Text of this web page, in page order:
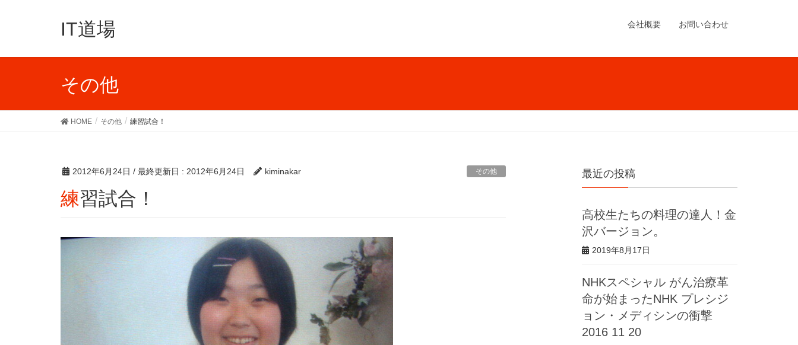
IT道場 会社概要 お問い合わせ
その他
HOME その他 練習試合！
2012年6月24日 / 最終更新日 : 2012年6月24日 kiminakar その他
練習試合！
最近の投稿
高校生たちの料理の達人！金
沢バージョン。
2019年8月17日
NHKスペシャル がん治療革
命が始まったNHK プレシジ
ョン・メディシンの衝撃
2016 11 20